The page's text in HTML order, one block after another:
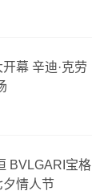
幕 辛迪·克劳
BVLGARI宝格
夕情人节